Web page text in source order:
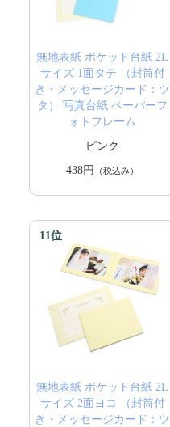
無地表紙 ポケット台紙 2L
サイズ 1面タテ （封筒付
き・メッセージカード：ツ
タ） 写真台紙 ペーパーフ
ォトフレーム
ピンク
438円
（税込み）
11位
無地表紙 ポケット台紙 2L
サイズ 2面ヨコ （封筒付
き・メッセージカード：ツ